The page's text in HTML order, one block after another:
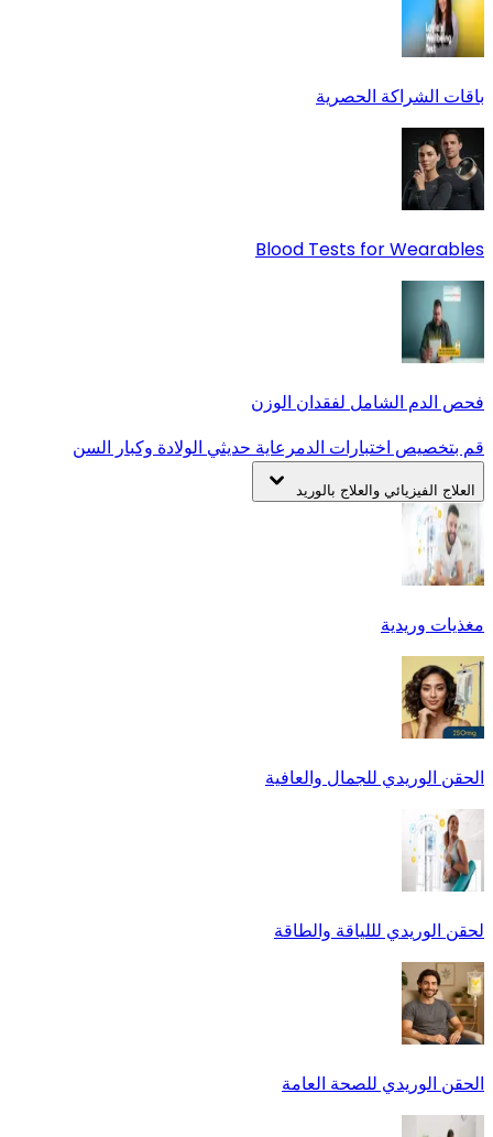
باقات الشراكة الحصرية
Blood Tests for Wearables
فحص الدم الشامل لفقدان الوزن
قم بتخصيص اختبارات الدمرعاية حديثي الولادة وكبار السن
العلاج الفيزيائي والعلاج بالوريد
مغذيات وريدية
الحقن الوريدي للجمال والعافية
لحقن الوريدي لللياقة والطاقة
الحقن الوريدي للصحة العامة